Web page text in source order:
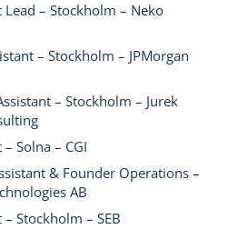
Lead – Stockholm – Neko
– Stockholm – JPMorgan
– Stockholm – Jurek
Solna – CGI
& Founder Operations –
AB
Stockholm – SEB